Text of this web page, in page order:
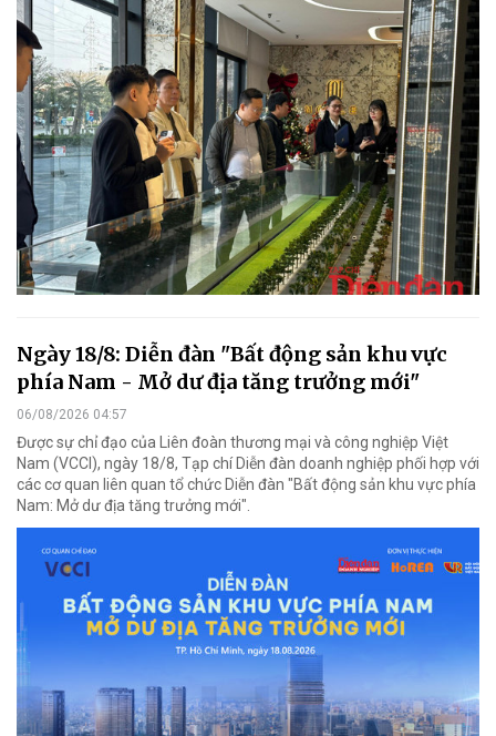
Ngày 18/8: Diễn đàn "Bất động sản khu vực
phía Nam - Mở dư địa tăng trưởng mới"
06/08/2026 04:57
Được sự chỉ đạo của Liên đoàn thương mại và công nghiệp Việt
Nam (VCCI), ngày 18/8, Tạp chí Diễn đàn doanh nghiệp phối hợp với
các cơ quan liên quan tổ chức Diễn đàn "Bất động sản khu vực phía
Nam: Mở dư địa tăng trưởng mới".